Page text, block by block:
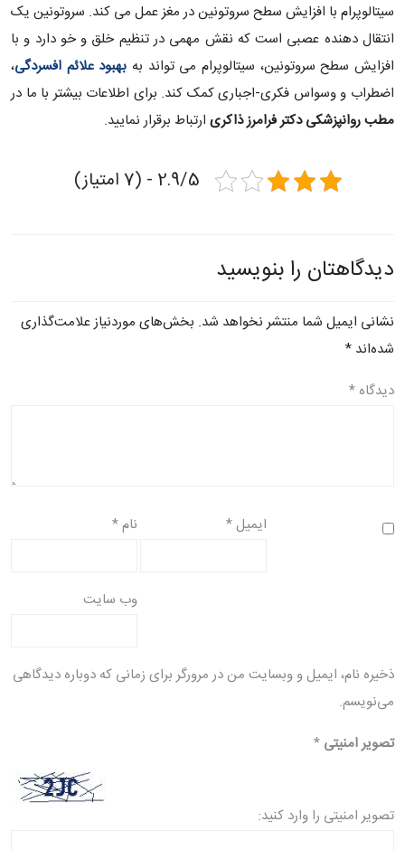
سیتالوپرام با افزایش سطح سروتونین در مغز عمل می کند. سروتونین یک
انتقال دهنده عصبی است که نقش مهمی در تنظیم خلق و خو دارد و با
افزایش سطح سروتونین، سیتالوپرام می تواند به بهبود علائم افسردگی،
اضطراب و وسواس فکری-اجباری کمک کند. برای اطلاعات بیشتر با ما در
مطب روانپزشکی دکتر فرامرز ذاکری ارتباط برقرار نمایید.
2.9/5 - (7 امتیاز)
دیدگاهتان را بنویسید
نشانی ایمیل شما منتشر نخواهد شد. بخش‌های موردنیاز علامت‌گذاری
شده‌اند *
دیدگاه *
نام* ایمیل*
وب‌ سایت
ذخیره نام، ایمیل و وبسایت من در مرورگر برای زمانی که دوباره دیدگاهی
می‌نویسم.
تصویر امنیتی *
تصویر امنیتی را وارد کنید: